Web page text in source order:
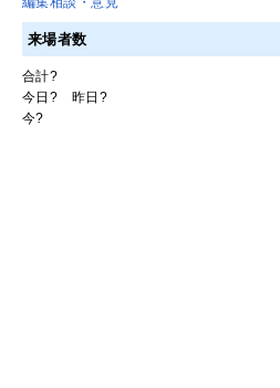
来場者数
合計?
今日 ? 昨日 ?
今?